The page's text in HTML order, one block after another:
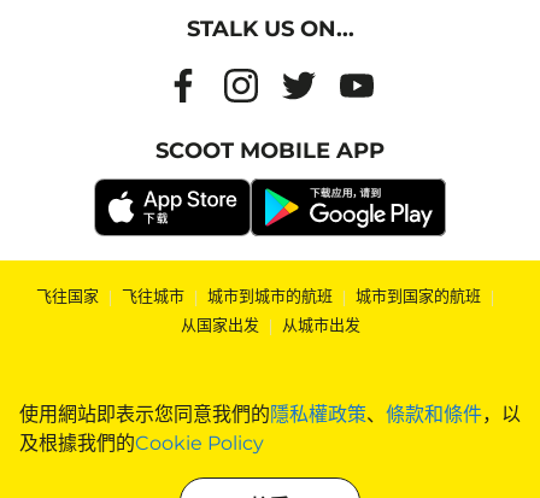
使用網站即表示您同意我們的隱私權政策、 條款和條件，以
及根據我們的Cookie Policy
STALK US ON...
SCOOT MOBILE APP
飞往国家 | 飞往城市 | 城市到城市的航班 | 城市到国家的航班 |
从国家出发 | 从城市出发